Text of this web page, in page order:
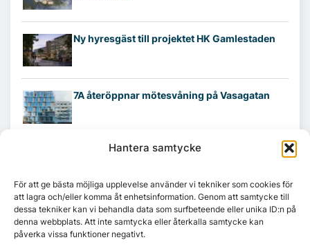
Hantera samtycke
För att ge bästa möjliga upplevelse använder vi tekniker som cookies för
att lagra och/eller komma åt enhetsinformation. Genom att samtycke till
dessa tekniker kan vi behandla data som surfbeteende eller unika ID:n på
denna webbplats. Att inte samtycka eller återkalla samtycke kan
påverka vissa funktioner negativt.
Ny hyresgäst till projektet HK Gamlestaden
7A återöppnar mötesvåning på Vasagatan
Tandem Health flyttar till Kungsgatan
Croisette rådgivare vid fastighetsaffär